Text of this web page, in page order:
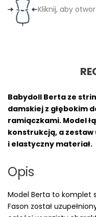
Kliknij, aby
Babydoll Berta ze
damskiej z głębokim
ramiączkami. Model
konstrukcją, a
i elastyczny materiał.
Opis
Model Berta to komplet
Fason został